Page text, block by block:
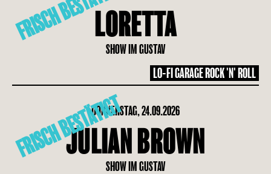
LORETTA
SHOW IM GUSTAV
LO-FI GARAGE ROCK 'N' ROLL
DONNERSTAG, 24.09.2026
FRISCH BESTÄTIGT
JULIAN BROWN
SHOW IM GUSTAV